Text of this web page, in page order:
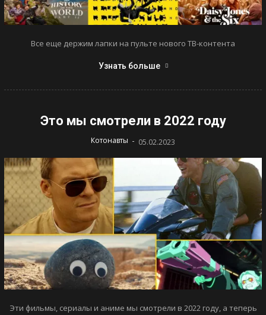
Все еще держим лапки на пульте нового ТВ-контента
Узнать больше
Это мы смотрели в 2022 году
Котонавты - 05.02.2023
Эти фильмы, сериалы и аниме мы смотрели в 2022 году, а теперь